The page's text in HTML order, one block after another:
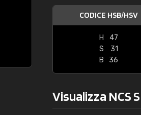
CODICE HSB/HSV
H
47
S
31
B
36
Visualizza NCS